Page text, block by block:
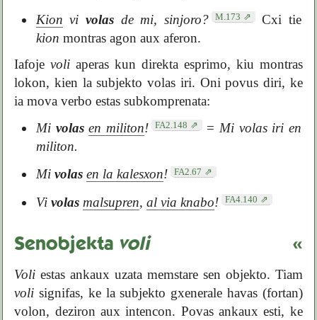
Kion vivolas de mi, sinjoro? M.173
Cxi tie
kion montras agon aux aferon.
Iafojevoli aperas kun direkta esprimo, kiu montras
lokon, kien la subjekto volas iri. Oni povus diri, ke
ia mova verbo estas subkomprenata:
Mi volas en militon! FA2.148 = Mi volas iri en
militon.
Mi volas en la kalesxon! FA2.67
Vi volas malsupren, al via knabo! FA4.140
Senobjekta voli «
Voli estas ankaux uzata memstare sen objekto. Tiam
voli signifas, ke la subjekto gxenerale havas (fortan)
volon, deziron aux intencon. Povas ankaux esti, ke